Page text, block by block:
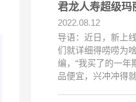
君龙人寿超级玛
2022.08.12
导语：近日，新上
们就详细得唠唠为
编，“我买了的一年
品便宜，兴冲冲得